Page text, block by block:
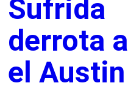
Sufrida
derrota
el Austin